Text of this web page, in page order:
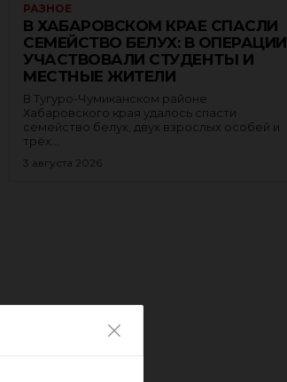
РАЗНОЕ
В ХАБАРОВСКОМ КРАЕ СПАСЛИ
СЕМЕЙСТВО БЕЛУХ: В ОПЕРАЦИИ
УЧАСТВОВАЛИ СТУДЕНТЫ И
МЕСТНЫЕ ЖИТЕЛИ
В Тугуро-Чумиканском районе
Хабаровского края удалось спасти
семейство белух, двух взрослых особей и
трёх...
3 августа 2026